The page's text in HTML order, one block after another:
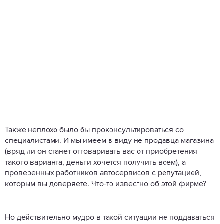
Также неплохо было бы проконсультироваться со
специалистами. И мы имеем в виду не продавца магазина
(вряд ли он станет отговаривать вас от приобретения
такого варианта, деньги хочется получить всем), а
проверенных работников автосервисов с репутацией,
которым вы доверяете. Что-то известно об этой фирме?
Но действительно мудро в такой ситуации не поддаваться